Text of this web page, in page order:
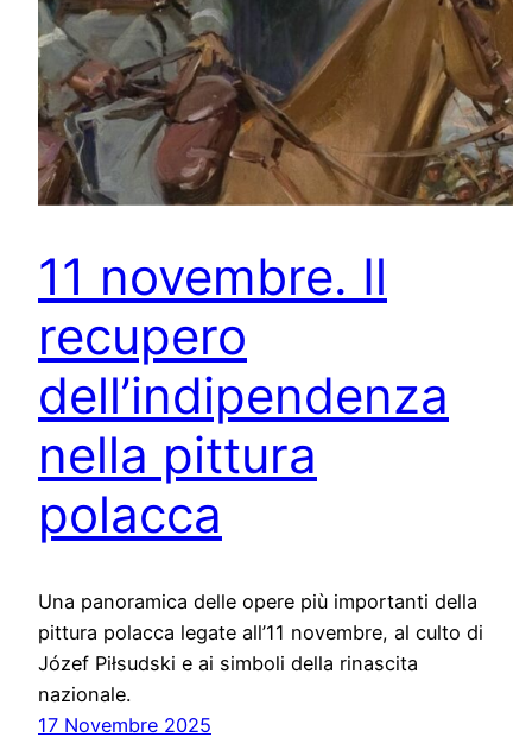
11 novembre. Il
recupero
dell’indipendenza
nella pittura
polacca
Una panoramica delle opere più importanti della
pittura polacca legate all’11 novembre, al culto di
Józef Piłsudski e ai simboli della rinascita
nazionale.
17 Novembre 2025